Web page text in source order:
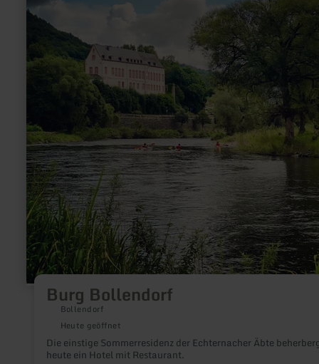
Burg Bollendorf
Bollendorf
Heute geöffnet
Die einstige Sommerresidenz der Echternacher Äbte
heute ein Hotel mit Restaurant.